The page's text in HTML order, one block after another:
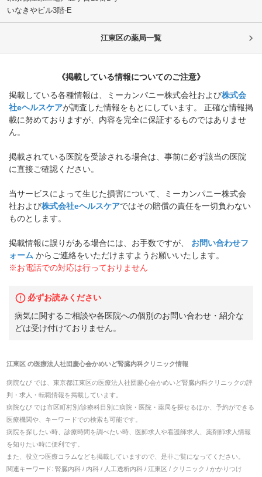
いなきやビル3階-E
江東区の薬局一覧
《掲載している情報についてのご注意》
掲載している各種情報は、ミーカンパニー株式会社および株式会
社eヘルスケアが調査した情報をもとにしています。 正確な情報掲
載に努めておりますが、内容を完全に保証するものではありませ
ん。
掲載されている医院を受診される場合は、事前に必ず該当の医院
に直接ご確認ください。
当サービスによって生じた損害について、ミーカンパニー株式会
社および株式会社eヘルスケアではその賠償の責任を一切負わない
ものとします。
掲載情報に誤りがある場合には、お手数ですが、
お問い合わせフ
ォーム からご連絡をいただけますようお願いいたします。
※お電話での対応は行っておりません
必ずお読みください
病気に関するご相談や各医院への個別のお問い合わせ・紹介な
どは受け付けておりません。
江東区 の医療法人社団慶心会かめいど腎臓内科クリニック情報
病院なび では、 東京都江東区の医療法人社団慶心会かめいど腎臓内科クリニックの評
判・求人・転職情報を掲載しています。
病院なび では市区町村別/診療科目別に病院・医院・薬局を探せるほか、予約ができる
医療機関や、キーワードでの検索も可能です。
病院を探したい時、診療時間を調べたい時、医師求人や看護師求人、薬剤師求人情報
を知りたい時に便利です。
また、役立つ医療コラムなども掲載していますので、是非ご覧になってください。
関連キーワード: 腎臓内科 / 内科 / 人工透析内科 / 江東区 / クリニック / かかりつけ